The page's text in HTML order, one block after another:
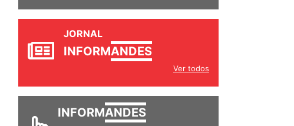
JORNAL
INFORMANDES
Ver todos
INFORMANDES